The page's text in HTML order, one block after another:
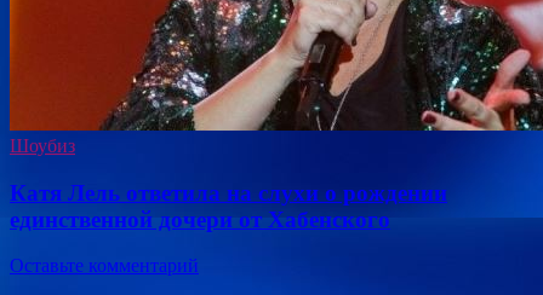
Шоубиз
Катя Лель ответила на слухи о рождении
единственной дочери от Хабенского
Оставьте комментарий